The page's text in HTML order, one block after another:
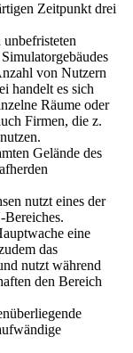
Zeitpunkt drei
von Nutzern
handelt es sich
Räume oder
Firmen, die z.
Gelände des
nutzt eines der
Bereiches.
eine
das
nutzt während
den Bereich